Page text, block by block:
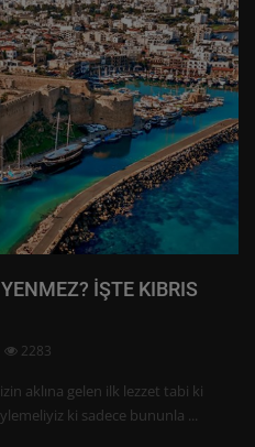
İŞTE KIBRIS
2283
aklına gelen ilk lezzet tabi ki
ki sadece bununla ...